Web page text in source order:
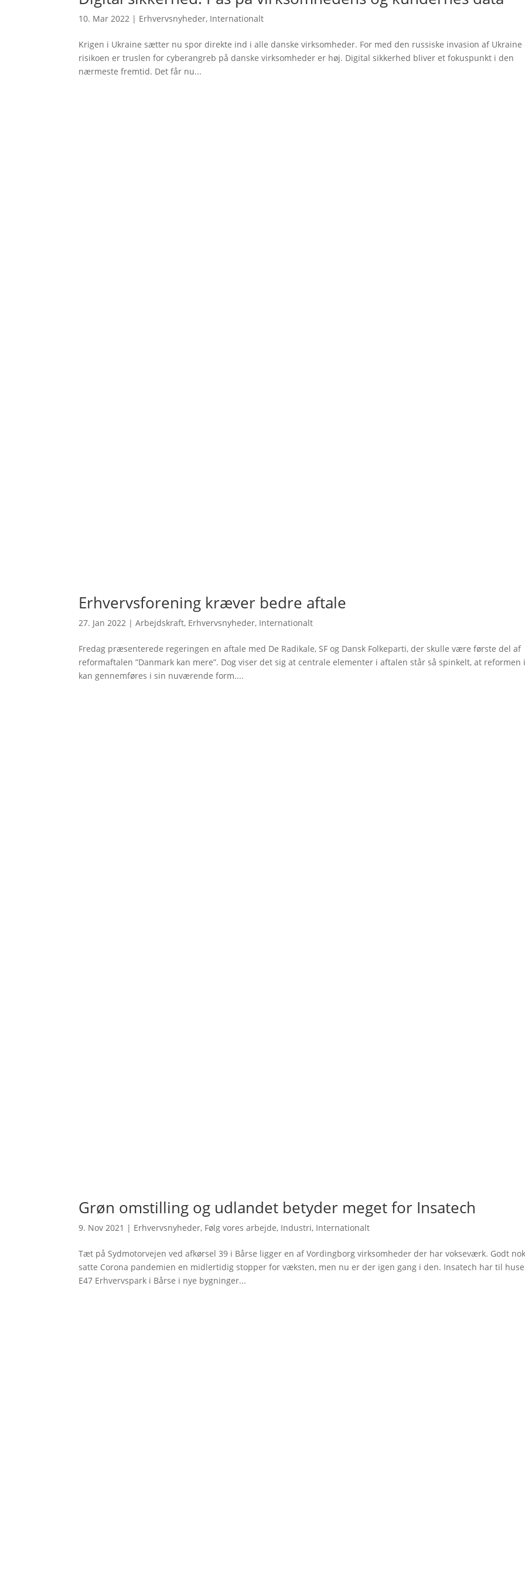
10. Mar 2022 | Erhvervsnyheder, Internationalt
Krigen i Ukraine sætter nu spor direkte ind i alle danske virksomheder. For med den russiske invasion af Ukraine
risikoen er truslen for cyberangreb på danske virksomheder er høj. Digital sikkerhed bliver et fokuspunkt i den
nærmeste fremtid. Det får nu...
Erhvervsforening kræver bedre aftale
27. Jan 2022 |Arbejdskraft, Erhvervsnyheder, Internationalt
Fredag præsenterede regeringen en aftale med De Radikale, SF og Dansk Folkeparti, der skulle være første del af
reformaftalen ”Danmark kan mere”. Dog viser det sig at centrale elementer i aftalen står så spinkelt, at reformen
kan gennemføres i sin nuværende form....
Grøn omstilling og udlandet betyder meget for Insatech
9. Nov 2021 | Erhvervsnyheder, Følg vores arbejde, Industri, Internationalt
Tæt på Sydmotorvejen ved afkørsel 39 i Bårse ligger en af Vordingborg virksomheder der har vokseværk. Godt
satte Corona pandemien en midlertidig stopper for væksten, men nu er der igen gang i den. Insatech har til
E47 Erhvervspark i Bårse i nye bygninger...